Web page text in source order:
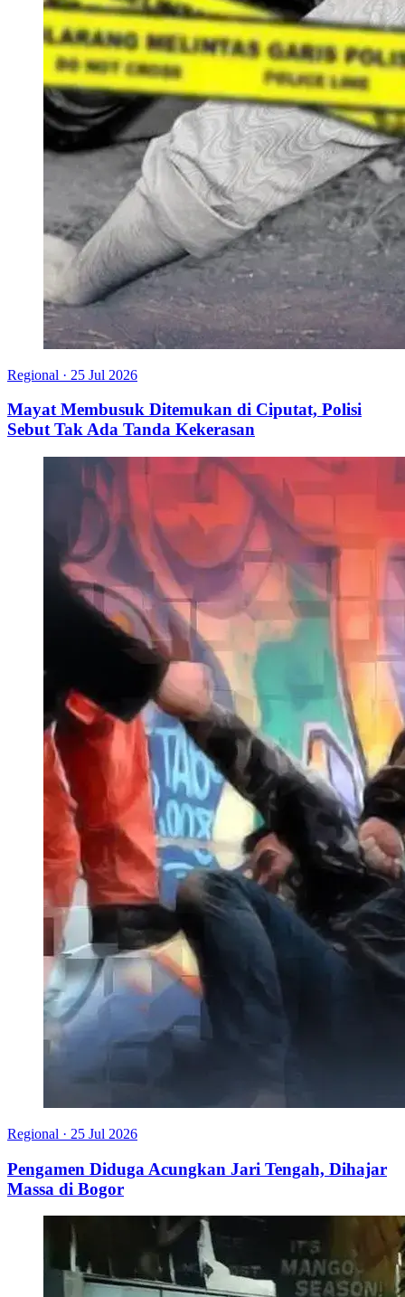
Regional · 25 Jul 2026
Mayat Membusuk Ditemukan di Ciputat, Polisi
Sebut Tak Ada Tanda Kekerasan
Regional · 25 Jul 2026
Pengamen Diduga Acungkan Jari Tengah, Dihajar
Massa di Bogor